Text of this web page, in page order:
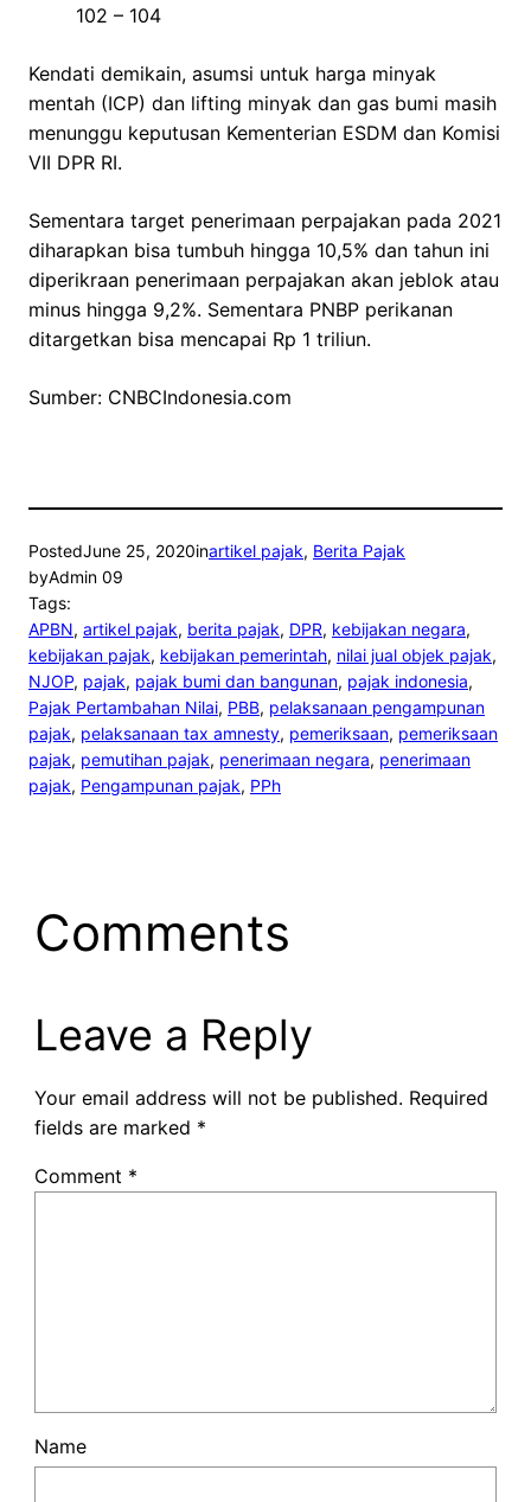
102 – 104
Kendati demikain, asumsi untuk harga minyak
mentah (ICP) dan lifting minyak dan gas bumi masih
menunggu keputusan Kementerian ESDM dan Komisi
VII DPR RI.
Sementara target penerimaan perpajakan pada 2021
diharapkan bisa tumbuh hingga 10,5% dan tahun ini
diperikraan penerimaan perpajakan akan jeblok atau
minus hingga 9,2%. Sementara PNBP perikanan
ditargetkan bisa mencapai Rp 1 triliun.
Sumber: CNBCIndonesia.com
PostedJune 25, 2020inartikel pajak, Berita Pajak
byAdmin 09
Tags:
APBN, artikel pajak, berita pajak, DPR, kebijakan negara
kebijakan pajak, kebijakan pemerintah, nilai jual objek pajak
NJOP, pajak, pajak bumi dan bangunan, pajak indonesia
Pajak Pertambahan Nilai, PBB, pelaksanaan pengampunan
pajak, pelaksanaan tax amnesty, pemeriksaan, pemeriksaan
pajak, pemutihan pajak, penerimaan negara, penerimaan
pajak, Pengampunan pajak, PPh
Comments
Leave a Reply
Your email address will not be published. Required
fields are marked *
Comment *
Name